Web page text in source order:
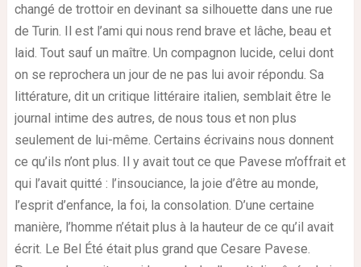
changé de trottoir en devinant sa silhouette dans une rue
de Turin. Il est l’ami qui nous rend brave et lâche, beau et
laid. Tout sauf un maître. Un compagnon lucide, celui dont
on se reprochera un jour de ne pas lui avoir répondu. Sa
littérature, dit un critique littéraire italien, semblait être le
journal intime des autres, de nous tous et non plus
seulement de lui-même. Certains écrivains nous donnent
ce qu’ils n’ont plus. Il y avait tout ce que Pavese m’offrait et
qui l’avait quitté : l’insouciance, la joie d’être au monde,
l’esprit d’enfance, la foi, la consolation. D’une certaine
manière, l’homme n’était plus à la hauteur de ce qu’il avait
écrit. Le Bel Été était plus grand que Cesare Pavese.